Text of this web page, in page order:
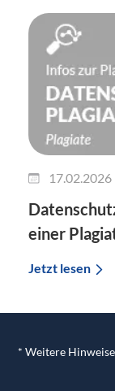
17.02.2026
einer
Jetzt lesen
* Weitere